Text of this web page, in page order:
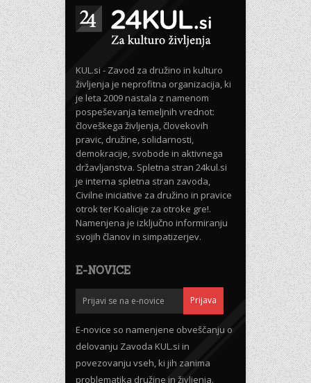
KUL.si - Zavod za družino in kulturo
življenja je neprofitna organizacija, ki
je leta 2009 nastala z namenom
pospeševanja temeljnih vrednot:
človeškega življenja, človekovih
pravic, družine, solidarnosti,
demokracije, svobode in aktivnega
državljanstva. Spletna stran 24kul.si
je interna spletna stran zavoda,
Civilne iniciative za družino in pravice
otrok ter Koalicije za otroke gre!.
Namenjena je izključno informiranju
svojih članov in simpatizerjev.
E-NOVICE
E-novice so namenjene obveščanju o
delovanju Zavoda KUL.si in
povezovanju vseh, ki jih zanima
problematika družine in življenja.